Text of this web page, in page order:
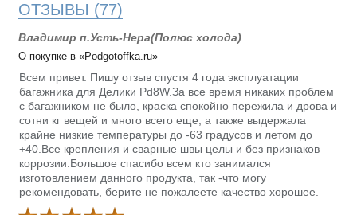
ОТЗЫВЫ (77)
Владимир п.Усть-Нера(Полюс холода)
О покупке в «Podgotoffka.ru»
Всем привет. Пишу отзыв спустя 4 года эксплуатации
багажника для Делики Pd8W.За все время никаких проблем
с багажником не было, краска спокойно пережила и дрова и
сотни кг вещей и много всего еще, а также выдержала
крайне низкие температуры до -63 градусов и летом до
+40.Все крепления и сварные швы целы и без признаков
коррозии.Большое спасибо всем кто занимался
изготовлением данного продукта, так -что могу
рекомендовать, берите не пожалеете качество хорошее.